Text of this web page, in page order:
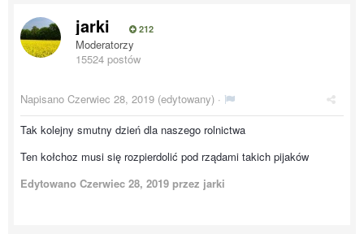
jarki 212
Moderatorzy
15524 postów
Napisano Czerwiec 28, 2019 (edytowany) ·
Tak kolejny smutny dzień dla naszego rolnictwa
Ten kołchoz musi się rozpierdolić pod rządami takich pijaków
Edytowano Czerwiec 28, 2019 przez jarki